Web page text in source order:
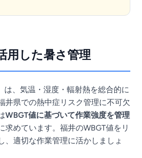
用した暑さ管理
は、気温・湿度・輻射熱を総合的に
井県での熱中症リスク管理に不可欠
WBGT値に基づいて作業強度を管理
求めています。福井のWBGT値をリ
、適切な作業管理に活かしましょ